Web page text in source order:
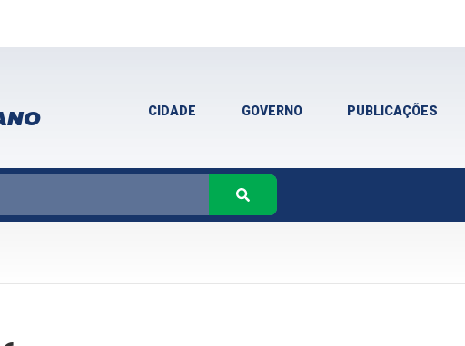
CIDADE GOVERNO PUBLICAÇÕES